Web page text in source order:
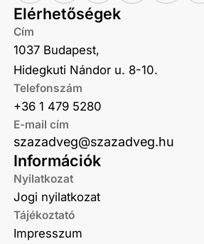
Információk
Nyilatkozat
Jogi nyilatkozat
Tájékoztató
Impresszum
Elérhetőségek
Cím
1037 Budapest,
Hidegkuti Nándor u. 8-10.
Telefonszám
+36 1 479 5280
E-mail cím
szazadveg@szazadveg.hu